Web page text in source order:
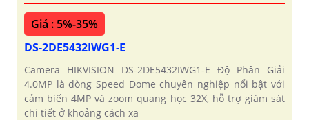
Giá : 5%-35%
DS-2DE5432IWG1-E
Camera HIKVISION DS-2DE5432IWG1-E Độ Phân Giải
4.0MP là dòng Speed Dome chuyên nghiệp nổi bật với
cảm biến 4MP và zoom quang học 32X, hỗ trợ giám sát
chi tiết ở khoảng cách xa